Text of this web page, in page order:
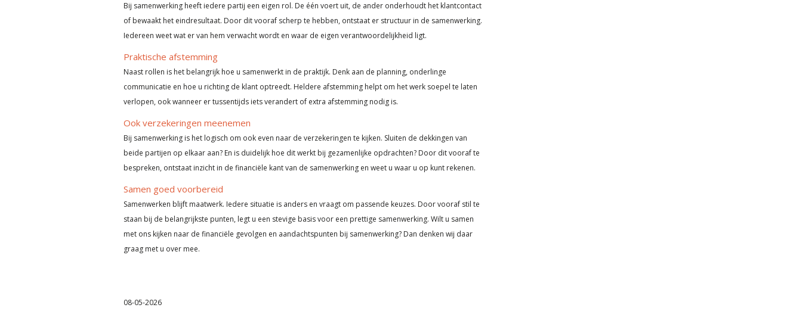
Bij samenwerking heeft iedere partij een eigen rol. De één voert uit, de ander onderhoudt het klantcontact
of bewaakt het eindresultaat. Door dit vooraf scherp te hebben, ontstaat er structuur in de samenwerking.
Iedereen weet wat er van hem verwacht wordt en waar de eigen verantwoordelijkheid ligt.
Praktische afstemming
Naast rollen is het belangrijk hoe u samenwerkt in de praktijk. Denk aan de planning, onderlinge
communicatie en hoe u richting de klant optreedt. Heldere afstemming helpt om het werk soepel te laten
verlopen, ook wanneer er tussentijds iets verandert of extra afstemming nodig is.
Ook verzekeringen meenemen
Bij samenwerking is het logisch om ook even naar de verzekeringen te kijken. Sluiten de dekkingen van
beide partijen op elkaar aan? En is duidelijk hoe dit werkt bij gezamenlijke opdrachten? Door dit vooraf te
bespreken, ontstaat inzicht in de financiële kant van de samenwerking en weet u waar u op kunt rekenen.
Samen goed voorbereid
Samenwerken blijft maatwerk. Iedere situatie is anders en vraagt om passende keuzes. Door vooraf stil te
staan bij de belangrijkste punten, legt u een stevige basis voor een prettige samenwerking. Wilt u samen
met ons kijken naar de financiële gevolgen en aandachtspunten bij samenwerking? Dan denken wij daar
graag met u over mee.
08-05-2026